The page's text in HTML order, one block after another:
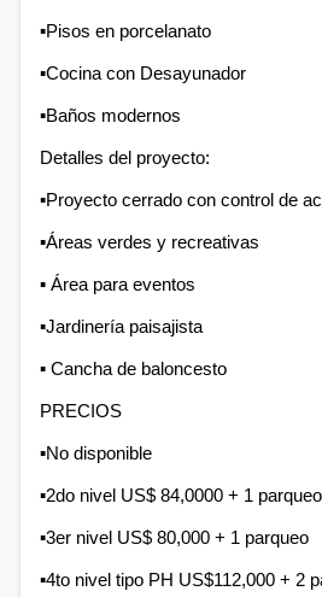
▪︎Pisos en porcelanato
▪︎Cocina con Desayunador
▪︎Baños modernos
Detalles del proyecto:
▪︎Proyecto cerrado con control de
▪︎Áreas verdes y recreativas
▪︎ Área para eventos
▪︎Jardinería paisajista
▪︎ Cancha de baloncesto
PRECIOS
▪︎No disponible
▪︎2do nivel US$ 84,0000 + 1 parqueo
▪︎3er nivel US$ 80,000 + 1 parqueo
▪︎4to nivel tipo PH US$112,000 + 2